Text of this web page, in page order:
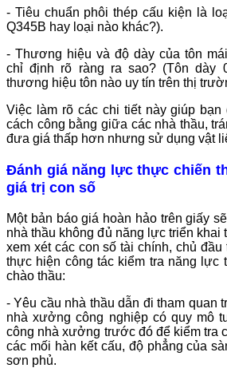
- Tiêu chuẩn phôi thép cấu kiện là
Q345B hay loại nào khác?).
- Thương hiệu và độ dày của tôn
chỉ định rõ ràng ra sao? (Tôn dày
thương hiệu tôn nào uy tín trên thị
Việc làm rõ các chi tiết này giúp bạn
cách công bằng giữa các nhà thầu,
đưa giá thấp hơn nhưng sử dụng vật
Đánh giá năng lực thực chiến
giá trị con số
Một bản báo giá hoàn hảo trên giấy
nhà thầu không đủ năng lực triển khai
xem xét các con số tài chính, chủ
thực hiện công tác kiểm tra năng lực
chào thầu:
- Yêu cầu nhà thầu dẫn đi tham quan
nhà xưởng công nghiệp có quy mô
công nhà xưởng trước đó để kiểm tra
các mối hàn kết cấu, độ phẳng của
sơn phủ.